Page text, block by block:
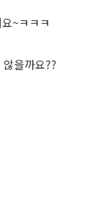
~ㅋㅋㅋ
을까요??